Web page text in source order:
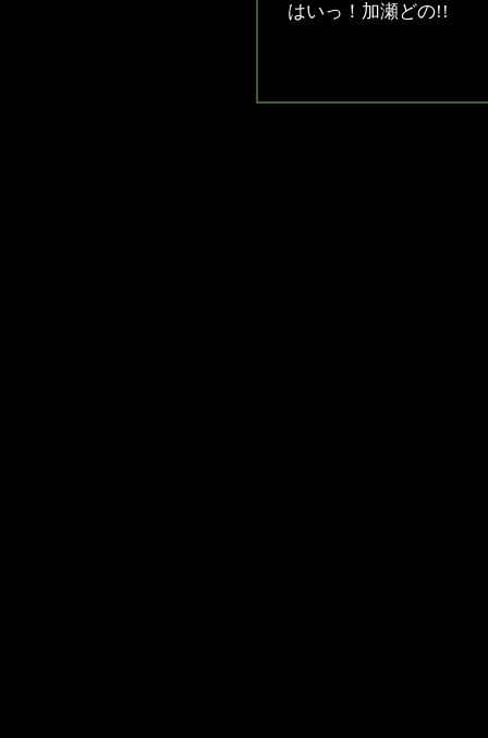
はいっ！加瀬どの!!